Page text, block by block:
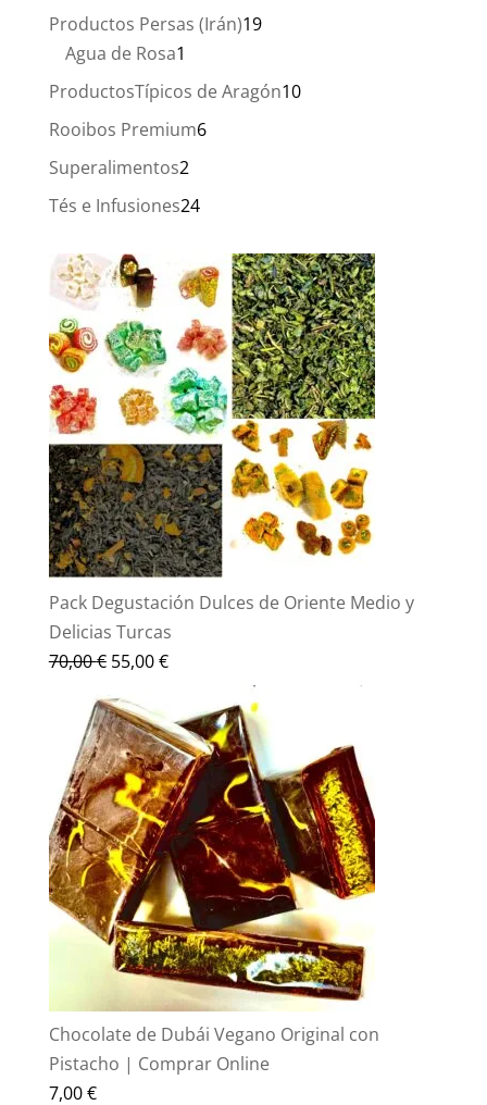
productos
Productos Persas (Irán)1919
Agua de Rosa1
producto
ProductosTípicos de Aragón1010
Rooibos Premium66
Superalimentos22
productos
Tés e Infusiones2424
Pack Degustación Dulces de Oriente Medio y
Delicias Turcas
70,00€ El
original
era:
70,00 €.
55,00€El
actual
es:
55,00 €.
Chocolate de Dubái Vegano Original con
Pistacho | Comprar Online
7,00€